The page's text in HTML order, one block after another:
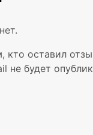
кто оставил
не будет